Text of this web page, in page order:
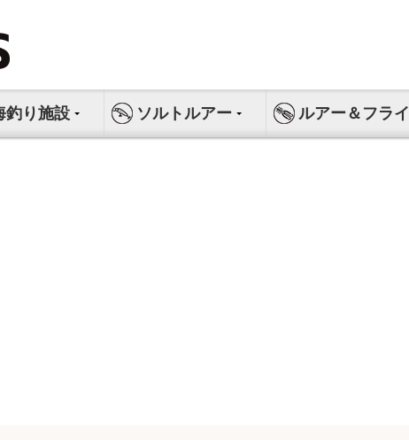
釣り施設 ソルトルアー ルアー＆フライ